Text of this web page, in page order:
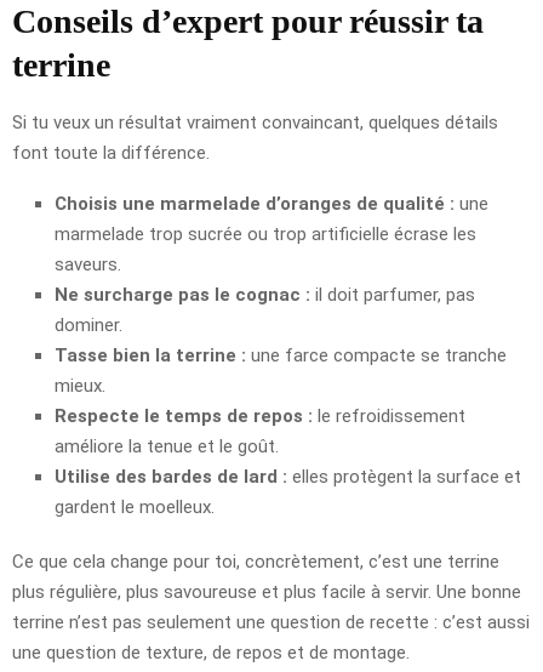
Conseils d’expert pour réussir ta
terrine
Si tu veux un résultat vraiment convaincant, quelques détails
font toute la différence.
Choisis une marmelade d’oranges de qualité : une
marmelade trop sucrée ou trop artificielle écrase les
saveurs.
Ne surcharge pas le cognac : il doit parfumer, pas
dominer.
Tasse bien la terrine : une farce compacte se tranche
mieux.
Respecte le temps de repos : le refroidissement
améliore la tenue et le goût.
Utilise des bardes de lard : elles protègent la surface et
gardent le moelleux.
Ce que cela change pour toi, concrètement, c’est une terrine
plus régulière, plus savoureuse et plus facile à servir. Une bonne
terrine n’est pas seulement une question de recette : c’est aussi
une question de texture, de repos et de montage.